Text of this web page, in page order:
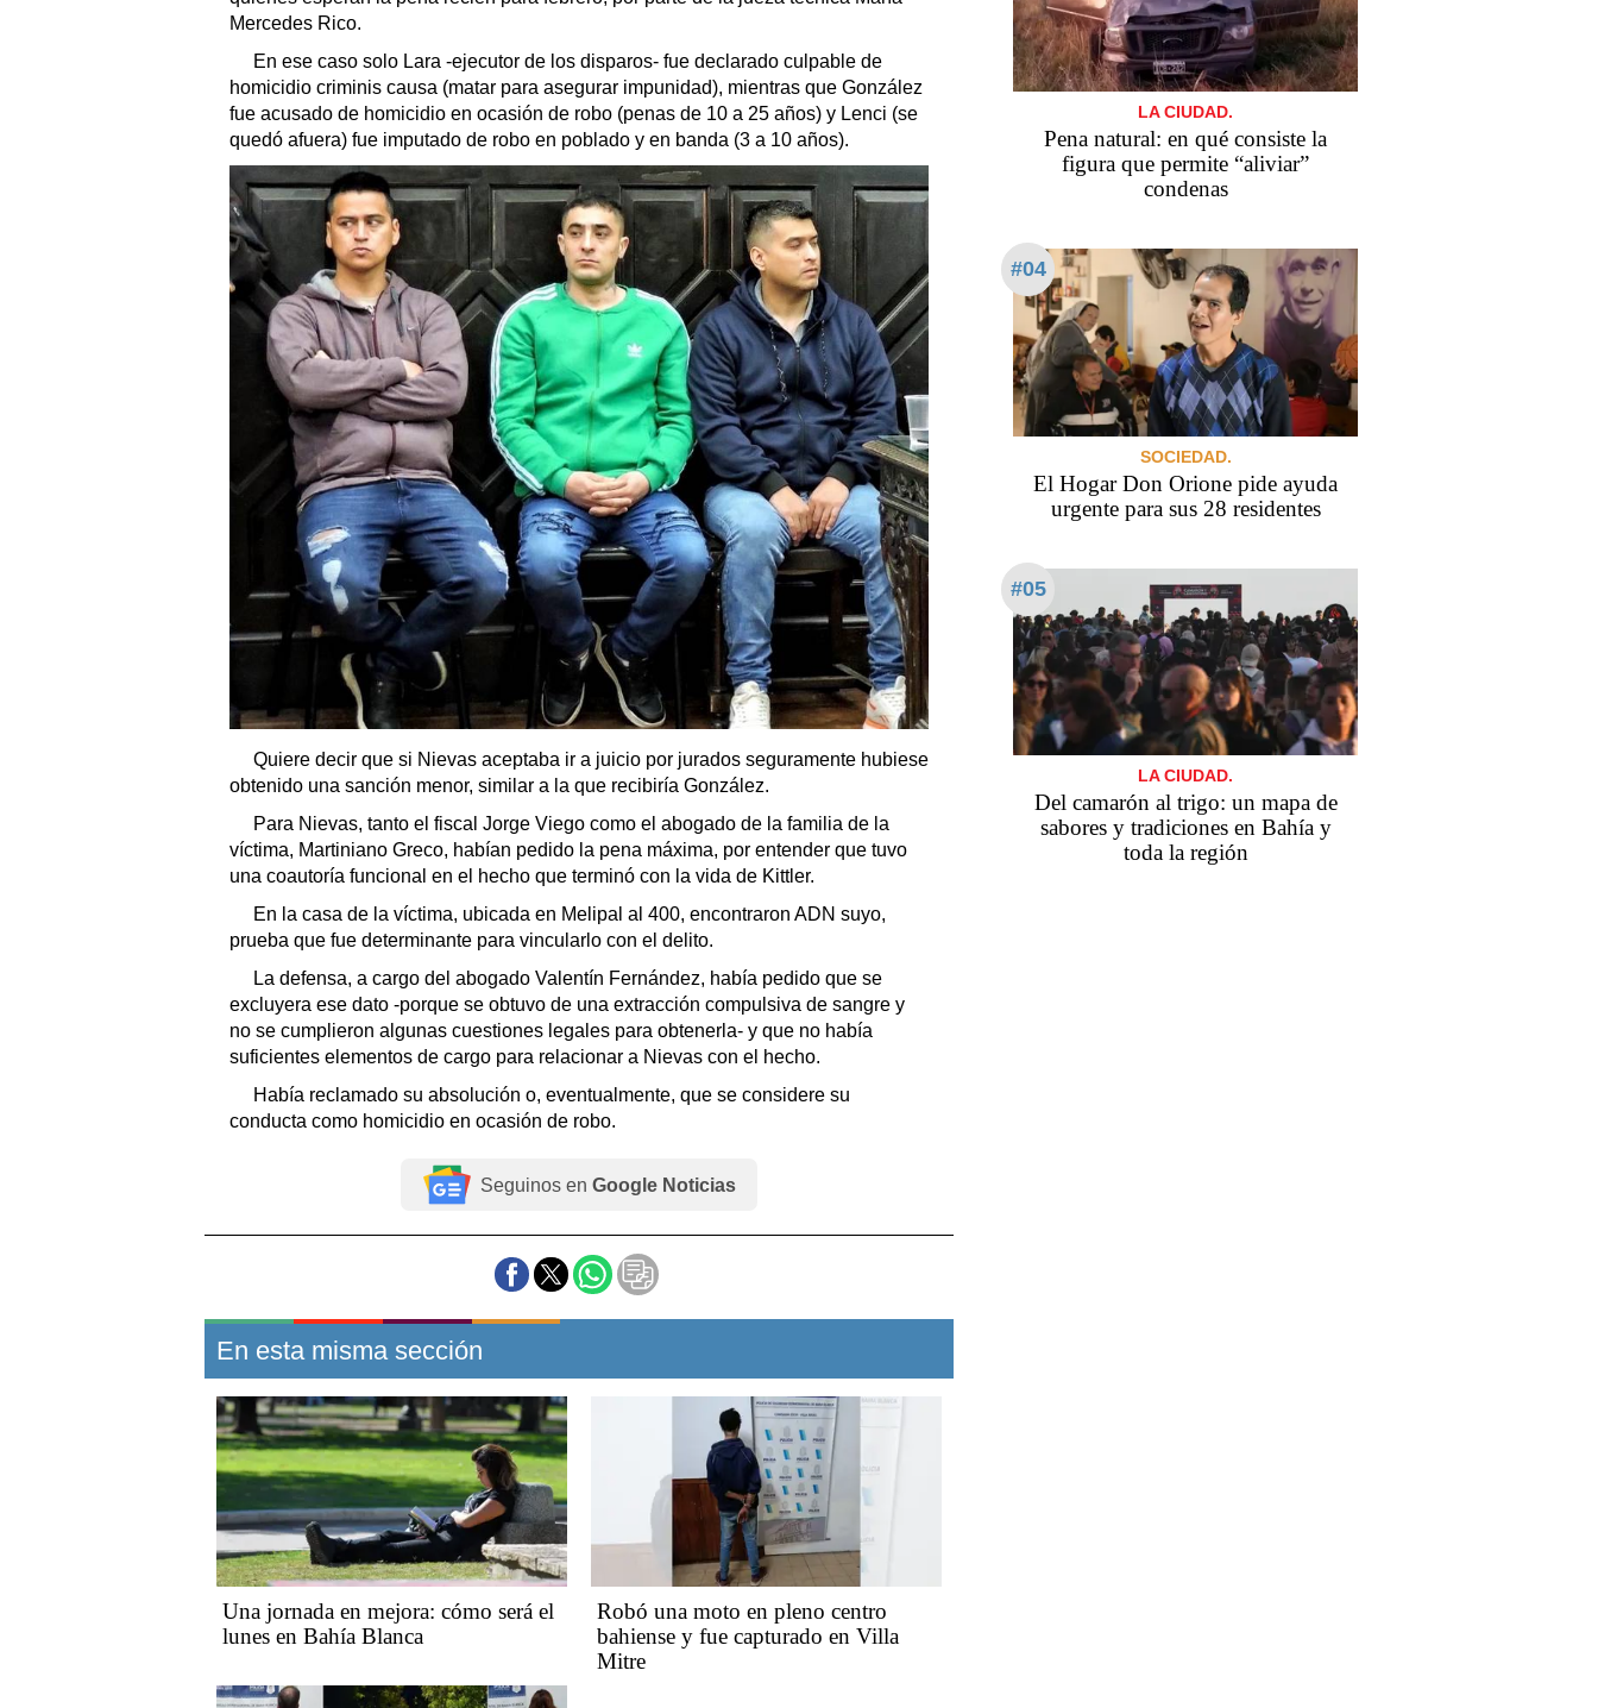
Mercedes Rico.
En ese caso solo Lara -ejecutor de los disparos- fue declarado culpable de
homicidio criminis causa (matar para asegurar impunidad), mientras que González
fue acusado de homicidio en ocasión de robo (penas de 10 a 25 años) y Lenci (se
quedó afuera) fue imputado de robo en poblado y en banda (3 a 10 años).
Quiere decir que si Nievas aceptaba ir a juicio por jurados seguramente hubiese
obtenido una sanción menor, similar a la que recibiría González.
Para Nievas, tanto el fiscal Jorge Viego como el abogado de la familia de la
víctima, Martiniano Greco, habían pedido la pena máxima, por entender que tuvo
una coautoría funcional en el hecho que terminó con la vida de Kittler.
En la casa de la víctima, ubicada en Melipal al 400, encontraron ADN suyo,
prueba que fue determinante para vincularlo con el delito.
La defensa, a cargo del abogado Valentín Fernández, había pedido que se
excluyera ese dato -porque se obtuvo de una extracción compulsiva de sangre y
no se cumplieron algunas cuestiones legales para obtenerla- y que no había
suficientes elementos de cargo para relacionar a Nievas con el hecho.
Había reclamado su absolución o, eventualmente, que se considere su
conducta como homicidio en ocasión de robo.
Seguinos en Google Noticias
En esta misma sección
Una jornada en mejora: cómo será el
lunes en Bahía Blanca
Robó una moto en pleno centro
bahiense y fue capturado en Villa
Mitre
LA CIUDAD.
Pena natural: en qué consiste la
figura que permite “aliviar”
condenas
#04
SOCIEDAD.
El Hogar Don Orione pide ayuda
urgente para sus 28 residentes
#05
LA CIUDAD.
Del camarón al trigo: un mapa de
sabores y tradiciones en Bahía y
toda la región